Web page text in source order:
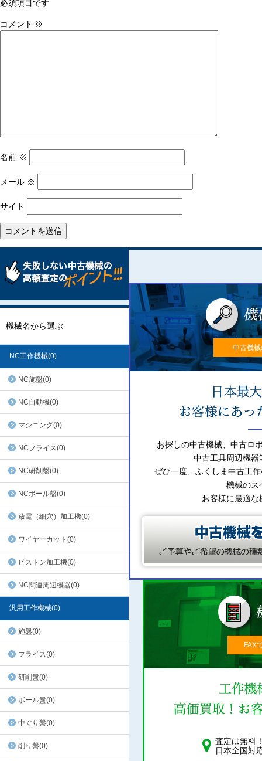
ビ
ゲ
必須項目です
コメント ※
名前 ※
メール ※
サイト
機械名から選ぶ
NC工作機械(0)
NC施盤(0)
NC自動機(0)
マシニング(0)
NCフライス(0)
NC研削盤(0)
NCボール盤(0)
放電（細穴）加工機(0)
ワイヤーカット(0)
ピストン加工機(0)
NC関連周辺機器(0)
汎用工作機械(0)
施盤(0)
フライス(0)
研削盤(0)
ボール盤(0)
中ぐり盤(0)
削り盤(0)
中古機
お探しの中古機械、中古ロ
中古工具周辺機器
ぜひ一度、ふくしま中古工
機械のス
お客様に最適
FAX
査定は無料
日本全国対